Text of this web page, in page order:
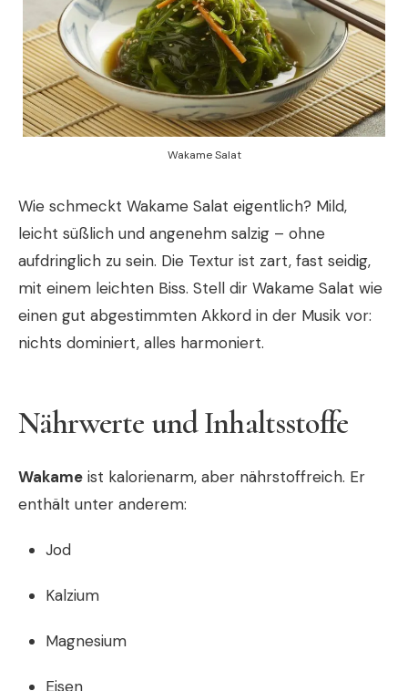
Wakame Salat
Wie schmeckt Wakame Salat eigentlich? Mild,
leicht süßlich und angenehm salzig – ohne
aufdringlich zu sein. Die Textur ist zart, fast seidig,
mit einem leichten Biss. Stell dir Wakame Salat wie
einen gut abgestimmten Akkord in der Musik vor:
nichts dominiert, alles harmoniert.
Nährwerte und Inhaltsstoffe
Wakame ist kalorienarm, aber nährstoffreich. Er
enthält unter anderem:
Jod
Kalzium
Magnesium
Eisen